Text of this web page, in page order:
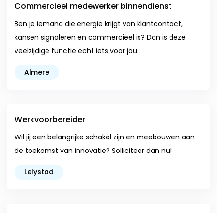
Commercieel medewerker binnendienst
Ben je iemand die energie krijgt van klantcontact,
kansen signaleren en commercieel is? Dan is deze
veelzijdige functie echt iets voor jou.
Almere
Werkvoorbereider
Wil jij een belangrijke schakel zijn en meebouwen aan
de toekomst van innovatie? Solliciteer dan nu!
Lelystad